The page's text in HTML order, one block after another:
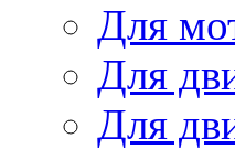
Для
Для
Для